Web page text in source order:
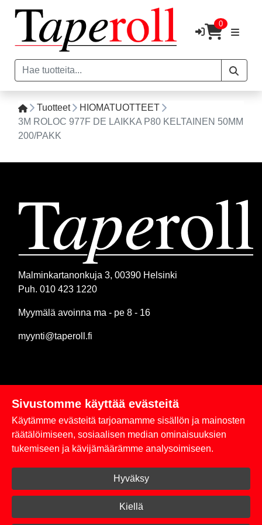
0
Tuotteet
HIOMATUOTTEET
3M ROLOC 977F DE LAIKKA P80 KELTAINEN 50MM
200/PAKK
Malminkartanonkuja 3, 00390 Helsinki
Puh. 010 423 1220
Myymälä avoinna ma - pe 8 - 16
myynti@taperoll.fi
Linkit
Rekisteriseloste
Toimitus- ja maksuehdot
Kirjaudu sisään
Sivustomme käyttää evästeitä
Käytämme evästeitä tarjoamamme sisällön ja mainosten
räätälöimiseen, sosiaalisen median ominaisuuksien
tukemiseen ja kävijämäärämme analysoimiseen.
Hyväksy
Kiellä